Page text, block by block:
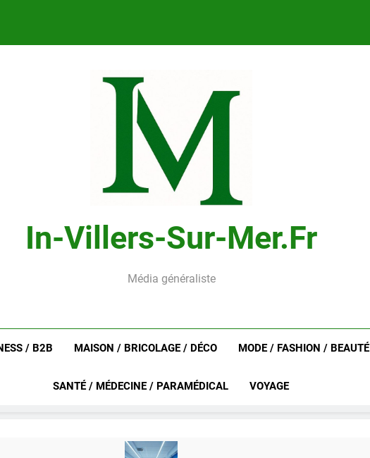
In-Villers-Sur-Mer.fr
Média généraliste
/ B2B MAISON / BRICOLAGE / DÉCO MODE / FASHION / BEAUTÉ
SANTÉ / MÉDECINE / PARAMÉDICAL VOYAGE